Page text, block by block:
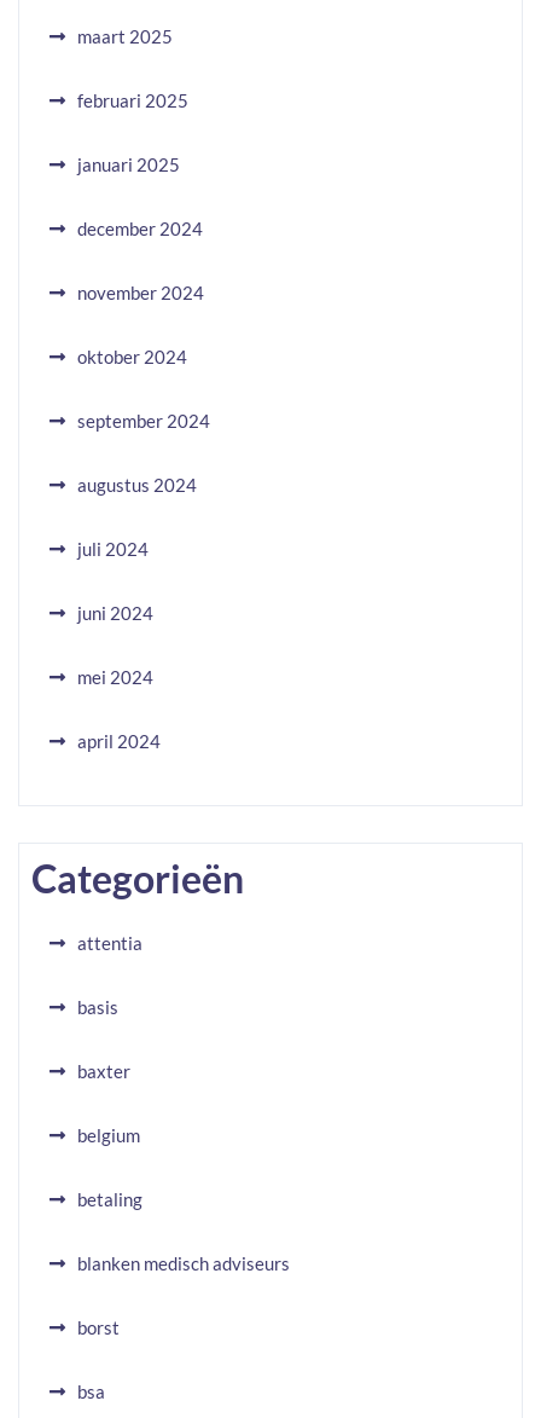
maart 2025
februari 2025
januari 2025
december 2024
november 2024
oktober 2024
september 2024
augustus 2024
juli 2024
juni 2024
mei 2024
april 2024
Categorieën
attentia
basis
baxter
belgium
betaling
blanken medisch adviseurs
borst
bsa